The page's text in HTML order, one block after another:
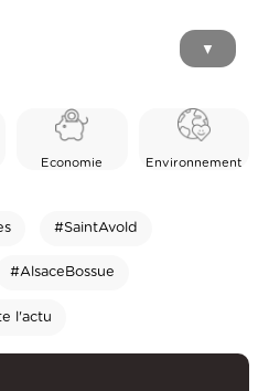
▼
Economie Environnement
#SaintAvold
#AlsaceBossue
l'actu